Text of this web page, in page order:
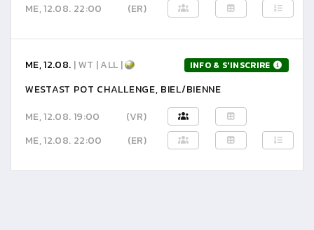
ME, 12.08. 22:00
(ER)
ME, 12.08. | WT | ALL | INFO & S'INSCRIRE
WESTAST POT CHALLENGE, BIEL/BIENNE
ME, 12.08. 19:00
(VR)
ME, 12.08. 22:00
(ER)